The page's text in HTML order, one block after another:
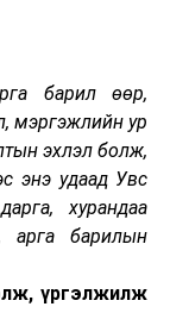
ААН-
байна
50138
барил өөр,
мэргэжлийн ур
эхлэл болж,
энэ удаад Увс
хурандаа
арга барилын
үргэлжилж